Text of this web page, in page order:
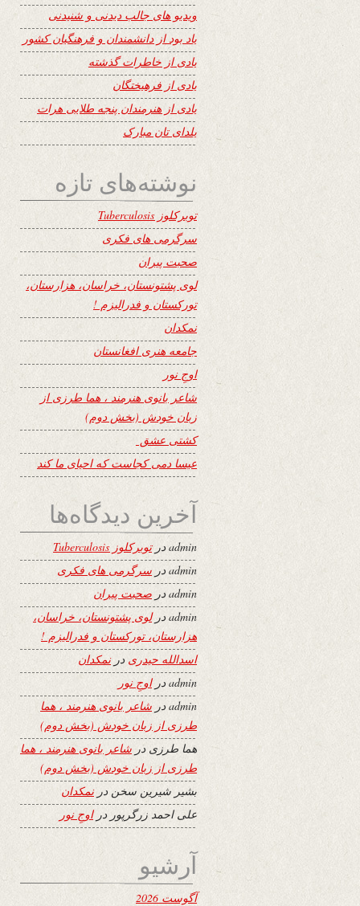
ویدیو های جالب دیدنی و شنیدنی
یاد بود از دانشمندان و فرهنگیان کشور
یادی از خاطرات گذشته
یادی از فرهیختگان
یادی از هنرمندان پنجه طلایی هرات
یلدای تان مبارک
نوشته‌های تازه
توبرکلوز Tuberculosis
سرگرمی های فکری
صحبت پیران
لوی پشتونستان، خراسان، هزارستان،
تورکستان و فدرالیزم !
نمکدان
جامعه هنری افغانستان
اوجِ نور
شاعر بانوی هنرمند ، هما طرزی از
زبان خودش (بخش دوم)
کشتی عشق
عیسا دمی کجاست که احیای ما کند
آخرین دیدگاه‌ها
adminدرتوبرکلوز Tuberculosis
admin در سرگرمی های فکری
admin در صحبت پیران
adminدرلوی پشتونستان، خراسان،
هزارستان، تورکستان و فدرالیزم !
اسدالله حیدری درنمکدان
adminدراوجِ نور
adminدر شاعر بانوی هنرمند ، هما
طرزی از زبان خودش (بخش دوم)
هما طرزی در شاعر بانوی هنرمند ، هما
طرزی از زبان خودش (بخش دوم)
بشیر شیرین سخن درنمکدان
علی احمد زرگرپور دراوجِ نور
آرشیو
آگوست 2026